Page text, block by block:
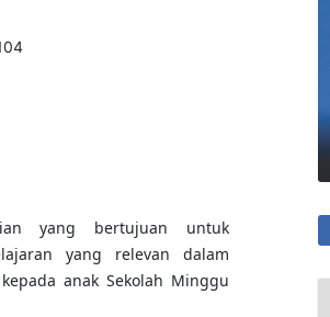
yang bertujuan untuk
yang relevan dalam
anak Sekolah Minggu